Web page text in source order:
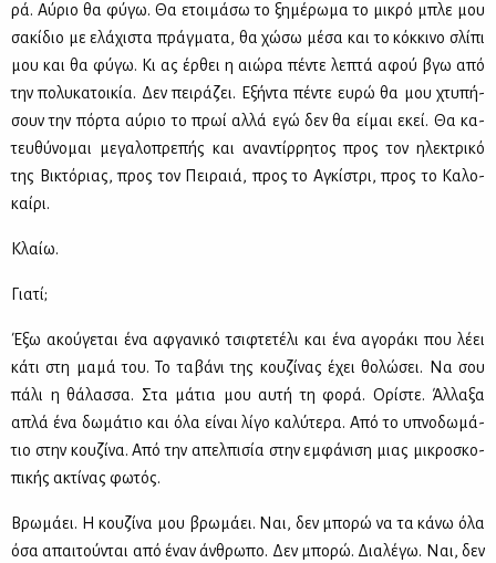
ρά. Αύ­ριο θα φύ­γω. Θα ετοι­μά­σω το ξη­μέ­ρω­μα το μι­κρό μπλε μου
σα­κί­διο με ελά­χι­στα πράγ­μα­τα, θα χώ­σω μέ­σα και το κόκ­κι­νο σλί­πι
μου και θα φύ­γω. Κι ας έρ­θει η αιώ­ρα πέ­ντε λε­πτά αφού βγω από
την πο­λυ­κα­τοι­κία. Δεν πει­ρά­ζει. Εξή­ντα πέ­ντε ευ­ρώ θα μου χτυ­πή­
σουν την πόρ­τα αύ­ριο το πρωί αλ­λά εγώ δεν θα εί­μαι εκεί. Θα κα­
τευ­θύ­νο­μαι με­γα­λο­πρε­πής και ανα­ντίρ­ρη­τος προς τον ηλε­κτρι­κό
της Βι­κτό­ριας, προς τον Πει­ραιά, προς το Αγκί­στρι, προς το Κα­λο­
καί­ρι.
Κλαίω.
Για­τί;
Έξω ακού­γε­ται ένα αφ­γα­νι­κό τσι­φτε­τέ­λι και ένα αγο­ρά­κι που λέ­ει
κά­τι στη μα­μά του. Το τα­βά­νι της κου­ζί­νας έχει θο­λώ­σει. Να σου
πά­λι η θά­λασ­σα. Στα μά­τια μου αυ­τή τη φο­ρά. Ορί­στε. Άλ­λα­ξα
απλά ένα δω­μά­τιο και όλα εί­ναι λί­γο κα­λύ­τε­ρα. Από το υπνο­δω­μά­
τιο στην κου­ζί­να. Από την απελ­πι­σία στην εμ­φά­νι­ση μιας μι­κρο­σκο­
πι­κής ακτί­νας φω­τός.
Βρω­μά­ει. Η κου­ζί­να μου βρω­μά­ει. Ναι, δεν μπο­ρώ να τα κά­νω όλα
όσα απαι­τού­νται από έναν άν­θρω­πο. Δεν μπο­ρώ. Δια­λέ­γω. Ναι, δεν